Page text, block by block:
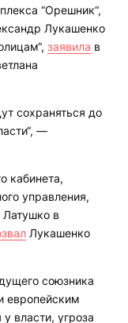
“Орешник“,
Лукашенко
заявила в
сохраняться до
—
кабинета,
управления,
Латушко в
Лукашенко
союзника
европейским
власти, угроза